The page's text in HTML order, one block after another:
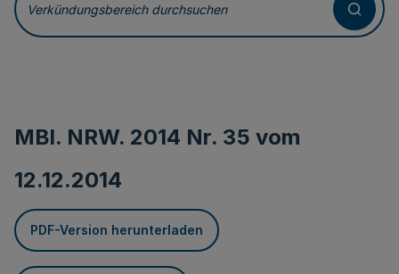
Verkündungsbereich durchsuchen
MBl. NRW. 2014 Nr. 35 vom
12.12.2014
PDF-Version herunterladen